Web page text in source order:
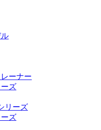
ーナー
ズ
リーズ
ズ